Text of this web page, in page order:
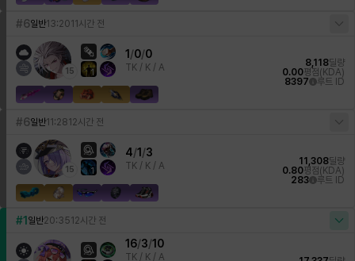
#6일반13:2011시간 전
15 1
1 /0/0
TK / K / A 8,118딜량
0.00평점(KDA)
8397
루트 ID
#6일반11:2812시간 전
15 1
4/1 /3
TK / K / A 11,308딜량
0.80평점(KDA)
283
루트 ID
#1 일반20:3512시간 전
16/3/10
TK / K / A